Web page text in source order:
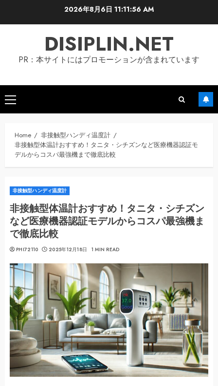
2026年8月6日11:11:57 AM
DISIPLIN.NET
PR：本サイトにはプロモーションが含まれています
Primary
Menu
Home
非接触型ハンディ温度計
非接触型体温計おすすめ！タニタ・シチズンなど医療機器認証モ
デルからコスパ最強機まで徹底比較
非接触型ハンディ温度計
非接触型体温計おすすめ！タニタ・シチズン
など医療機器認証モデルからコスパ最強機ま
で徹底比較
PHI72110 2025年12月18日 1 MIN READ